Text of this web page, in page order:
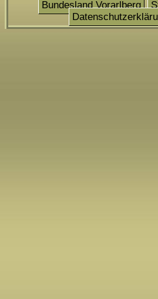
Bundesland Vorarlberg